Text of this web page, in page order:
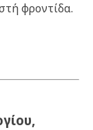
φροντίδα.